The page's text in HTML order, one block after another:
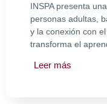
INSPA presenta
personas adultas,
y la conexión con
transforma el
Leer más